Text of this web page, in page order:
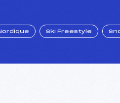
Ski Freestyle